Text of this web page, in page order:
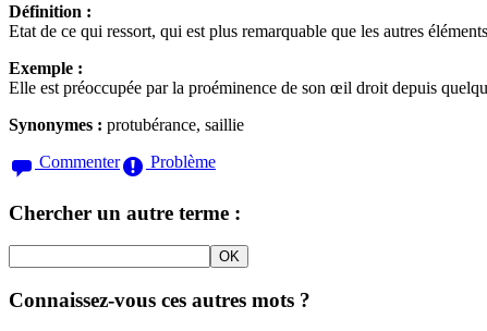
Définition :
Etat de ce qui ressort, qui est plus remarquable que les autres
Exemple :
Elle est préoccupée par la proéminence de son œil droit depuis
Synonymes : protubérance, saillie
Commenter
Problème
Chercher un autre terme :
Connaissez-vous ces autres mots ?